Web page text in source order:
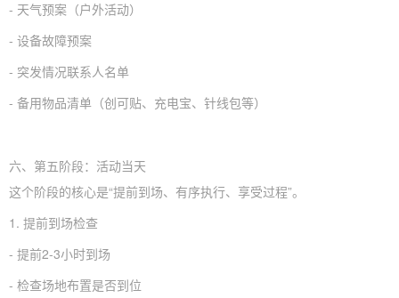
- 天气预案（户外活动）
- 设备故障预案
- 突发情况联系人名单
- 备用物品清单（创可贴、充电宝、针线包等）
六、第五阶段：活动当天
这个阶段的核心是“提前到场、有序执行、享受过程”。
1. 提前到场检查
- 提前2-3小时到场
- 检查场地布置是否到位